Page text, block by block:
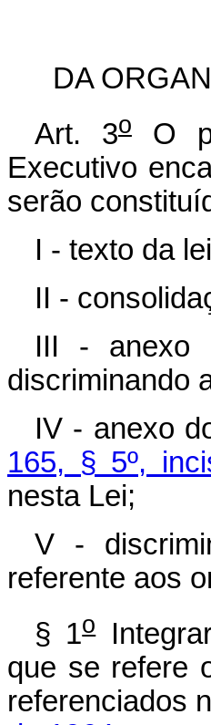
DA
Art. 3oO
Executivo
serão
I - texto da
II -
III - anexo
discriminando
IV - anexo
165, § 5º,
nesta Lei;
V -
referente aos
§ 1o
que se refere
referenciados